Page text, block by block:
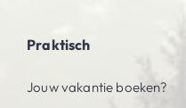
Praktisch
Jouw vakantie boeken?